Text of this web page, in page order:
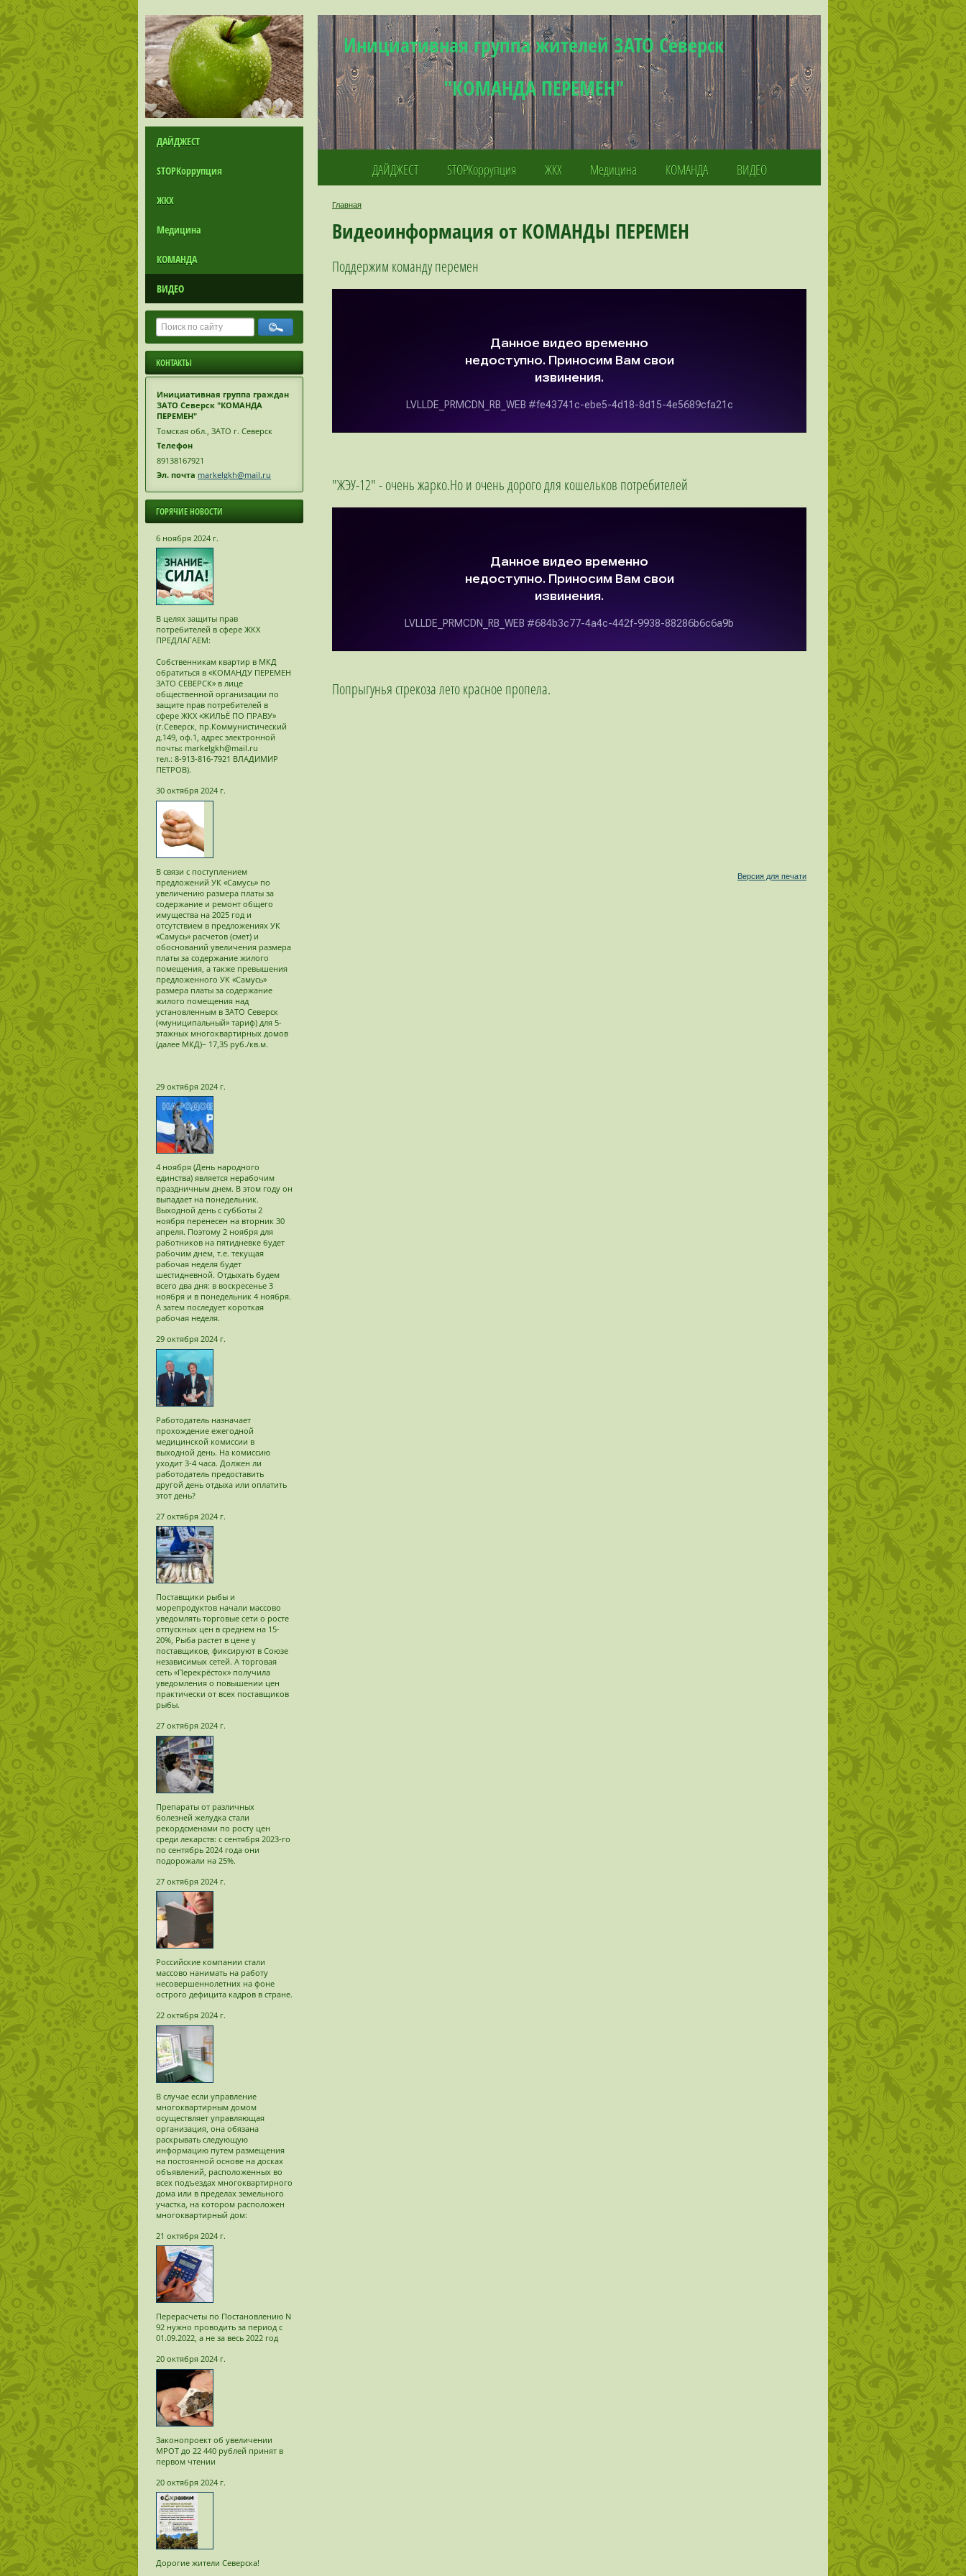
ДАЙДЖЕСТ
STOPКоррупция
ЖКХ
Медицина
КОМАНДА
ВИДЕО
КОНТАКТЫ
Инициативная группа граждан
ЗАТО Северск "КОМАНДА
ПЕРЕМЕН"
Томская обл., ЗАТО г. Северск
Телефон
89138167921
Эл. почта markelgkh@mail.ru
ГОРЯЧИЕ НОВОСТИ
6 ноября 2024 г.
В целях защиты прав
потребителей в сфере ЖКХ
ПРЕДЛАГАЕМ:
Собственникам квартир в МКД
обратиться в «КОМАНДУ ПЕРЕМЕН
ЗАТО СЕВЕРСК» в лице
общественной организации по
защите прав потребителей в
сфере ЖКХ «ЖИЛЬЁ ПО ПРАВУ»
(г.Северск, пр.Коммунистический
д.149, оф.1, адрес электронной
почты: markelgkh@mail.ru
тел.: 8-913-816-7921 ВЛАДИМИР
ПЕТРОВ).
30 октября 2024 г.
В связи с поступлением
предложений УК «Самусь» по
увеличению размера платы за
содержание и ремонт общего
имущества на 2025 год и
отсутствием в предложениях УК
«Самусь» расчетов (смет) и
обоснований увеличения размера
платы за содержание жилого
помещения, а также превышения
предложенного УК «Самусь»
размера платы за содержание
жилого помещения над
установленным в ЗАТО Северск
(«муниципальный» тариф) для 5-
этажных многоквартирных домов
(далее МКД)– 17,35 руб./кв.м.
29 октября 2024 г.
4 ноября (День народного
единства) является нерабочим
праздничным днем. В этом году он
выпадает на понедельник.
Выходной день с субботы 2
ноября перенесен на вторник 30
апреля. Поэтому 2 ноября для
работников на пятидневке будет
рабочим днем, т.е. текущая
рабочая неделя будет
шестидневной. Отдыхать будем
всего два дня: в воскресенье 3
ноября и в понедельник 4 ноября.
А затем последует короткая
рабочая неделя.
29 октября 2024 г.
Работодатель назначает
прохождение ежегодной
медицинской комиссии в
выходной день. На комиссию
уходит 3-4 часа. Должен ли
работодатель предоставить
другой день отдыха или оплатить
этот день?
27 октября 2024 г.
Поставщики рыбы и
морепродуктов начали массово
уведомлять торговые сети о росте
отпускных цен в среднем на 15-
20%, Рыба растет в цене у
поставщиков, фиксируют в Союзе
независимых сетей. А торговая
сеть «Перекрёсток» получила
уведомления о повышении цен
практически от всех поставщиков
рыбы.
27 октября 2024 г.
Препараты от различных
болезней желудка стали
рекордсменами по росту цен
среди лекарств: с сентября 2023-го
по сентябрь 2024 года они
подорожали на 25%.
27 октября 2024 г.
Российские компании стали
массово нанимать на работу
несовершеннолетних на фоне
острого дефицита кадров в стране.
22 октября 2024 г.
В случае если управление
многоквартирным домом
осуществляет управляющая
организация, она обязана
раскрывать следующую
информацию путем размещения
на постоянной основе на досках
объявлений, расположенных во
всех подъездах многоквартирного
дома или в пределах земельного
участка, на котором расположен
многоквартирный дом:
21 октября 2024 г.
Перерасчеты по Постановлению N
92 нужно проводить за период с
01.09.2022, а не за весь 2022 год
20 октября 2024 г.
Законопроект об увеличении
МРОТ до 22 440 рублей принят в
первом чтении
20 октября 2024 г.
Дорогие жители Северска!
Инициативная группа жителей ЗАТО Северск
"КОМАНДА ПЕРЕМЕН"
ДАЙДЖЕСТ STOPКоррупция ЖКХ Медицина КОМАНДА ВИДЕО
Главная
Видеоинформация от КОМАНДЫ ПЕРЕМЕН
Поддержим команду перемен
"ЖЭУ-12" - очень жарко.Но и очень дорого для кошельков потребителей
Попрыгунья стрекоза лето красное пропела.
Версия для печати